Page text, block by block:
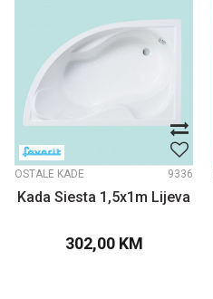
OSTALE KADE 9336
Kada Siesta 1,5x1m Lijeva
302,00 KM